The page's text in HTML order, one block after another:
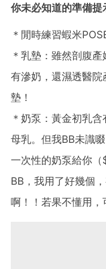
你未必知道的準備提
＊閒時練習蝦米
＊乳墊：雖然剖腹
有滲奶，還濕透醫
墊！
＊奶泵：黃金初乳
母乳。但我BB未識
一次性的奶泵給你
BB，我用了好幾個
啊！！若果不懂用，